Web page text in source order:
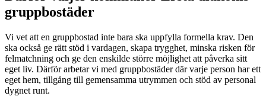
gruppbostäder
Vi vet att en gruppbostad inte bara ska uppfylla formella krav. Den
ska också ge rätt stöd i vardagen, skapa trygghet, minska risken för
felmatchning och ge den enskilde större möjlighet att påverka sitt
eget liv. Därför arbetar vi med gruppbostäder där varje person har ett
eget hem, tillgång till gemensamma utrymmen och stöd av personal
dygnet runt.